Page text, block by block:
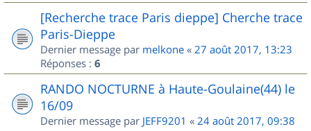
[Recherche trace Paris dieppe] Cherche trace
Paris-Dieppe
Dernier message par melkone « 27 août 2017, 13:23
Réponses : 6
RANDO NOCTURNE à Haute-Goulaine(44) le
16/09
Dernier message par JEFF9201 « 24 août 2017, 09:38